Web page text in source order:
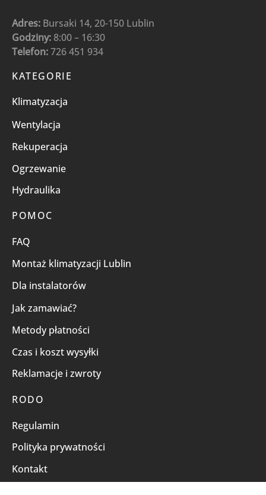
Adres: Bursaki 14, 20-150 Lublin
Godziny: 8:00 – 16:30
Telefon:726 451 934
KATEGORIE
Klimatyzacja
Wentylacja
Rekuperacja
Ogrzewanie
Hydraulika
POMOC
FAQ
Montaż klimatyzacji Lublin
Dla instalatorów
Jak zamawiać?
Metody płatności
Czas i koszt wysyłki
Reklamacje i zwroty
RODO
Regulamin
Polityka prywatności
Kontakt